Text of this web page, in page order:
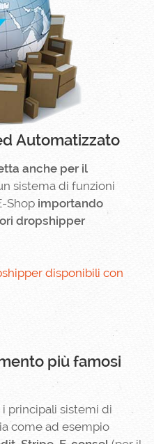
Automatizzato
anche per il
sistema di funzioni
Shop importando
dropshipper
disponibili con
più famosi
principali sistemi di
come ad esempio